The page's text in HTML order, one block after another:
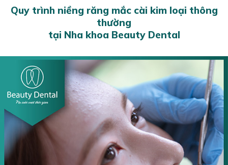
Quy trình niềng răng mắc cài kim loại thông
thường
tại Nha khoa Beauty Dental